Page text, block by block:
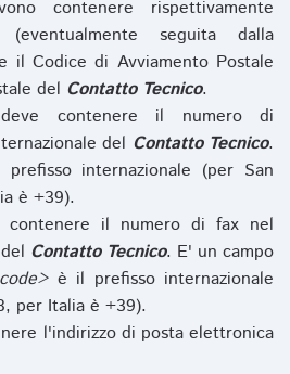
contenere rispettivamente
seguita dalla
il Codice di Avviamento Postale
del Contatto Tecnico.
contenere il numero di
del Contatto Tecnico.
internazionale (per San
è +39).
il numero di fax nel
Contatto Tecnico. E' un campo
è il prefisso internazionale
per Italia è +39).
l'indirizzo di posta elettronica